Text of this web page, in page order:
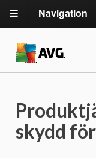
Navigation
skydd